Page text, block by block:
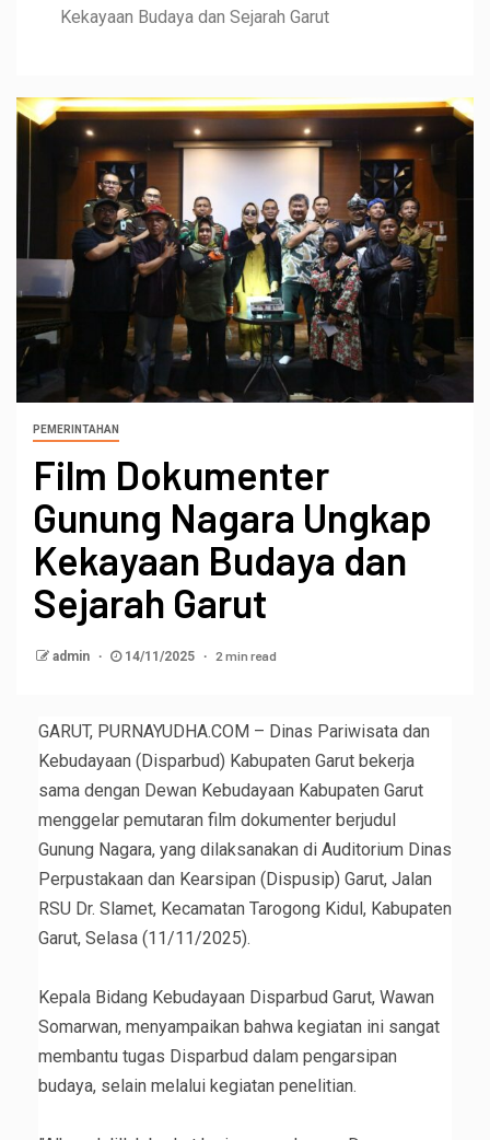
Kekayaan Budaya dan Sejarah Garut
PEMERINTAHAN
‎Film Dokumenter
Gunung Nagara Ungkap
Kekayaan Budaya dan
Sejarah Garut
admin 14/11/2025 2 min read
GARUT, PURNAYUDHA.COM – Dinas Pariwisata dan
Kebudayaan (Disparbud) Kabupaten Garut bekerja
sama dengan Dewan Kebudayaan Kabupaten Garut
menggelar pemutaran film dokumenter berjudul
Gunung Nagara, yang dilaksanakan di Auditorium Dinas
Perpustakaan dan Kearsipan (Dispusip) Garut, Jalan
RSU Dr. Slamet, Kecamatan Tarogong Kidul, Kabupaten
Garut, Selasa (11/11/2025).
‎Kepala Bidang Kebudayaan Disparbud Garut, Wawan
Somarwan, menyampaikan bahwa kegiatan ini sangat
membantu tugas Disparbud dalam pengarsipan
budaya, selain melalui kegiatan penelitian.